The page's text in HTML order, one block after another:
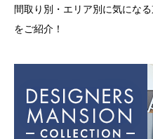
間取り別・エリア別に気にな
をご紹介！